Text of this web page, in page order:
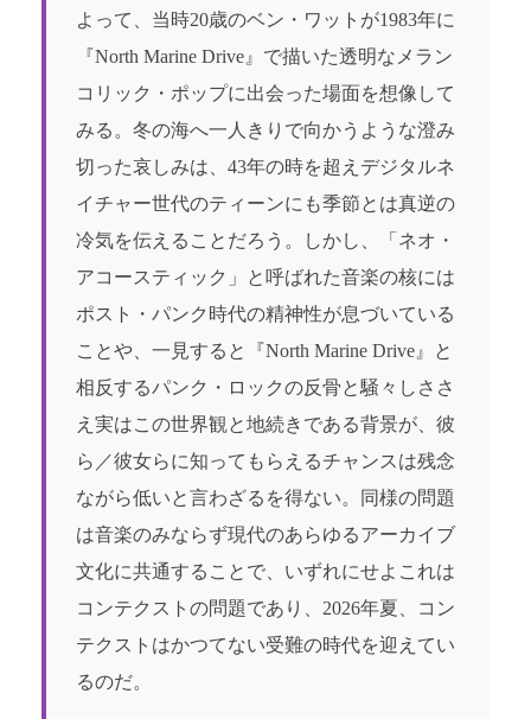
よって、当時20歳のベン・ワットが1983年に
『North Marine Drive』で描いた透明なメラン
コリック・ポップに出会った場面を想像して
みる。冬の海へ一人きりで向かうような澄み
切った哀しみは、43年の時を超えデジタルネ
イチャー世代のティーンにも季節とは真逆の
冷気を伝えることだろう。しかし、「ネオ・
アコースティック」と呼ばれた音楽の核には
ポスト・パンク時代の精神性が息づいている
ことや、一見すると『North Marine Drive』と
相反するパンク・ロックの反骨と騒々しささ
え実はこの世界観と地続きである背景が、彼
ら／彼女らに知ってもらえるチャンスは残念
ながら低いと言わざるを得ない。同様の問題
は音楽のみならず現代のあらゆるアーカイブ
文化に共通することで、いずれにせよこれは
コンテクストの問題であり、2026年夏、コン
テクストはかつてない受難の時代を迎えてい
るのだ。